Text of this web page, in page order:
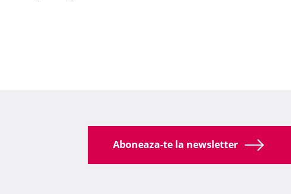
Aboneaza-te la newsletter